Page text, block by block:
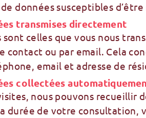
de données susceptibles
transmises directement
sont celles que vous nous
contact ou par email. Cela
email et adresse de
collectées
nous pouvons recueillir
durée de votre consultation,